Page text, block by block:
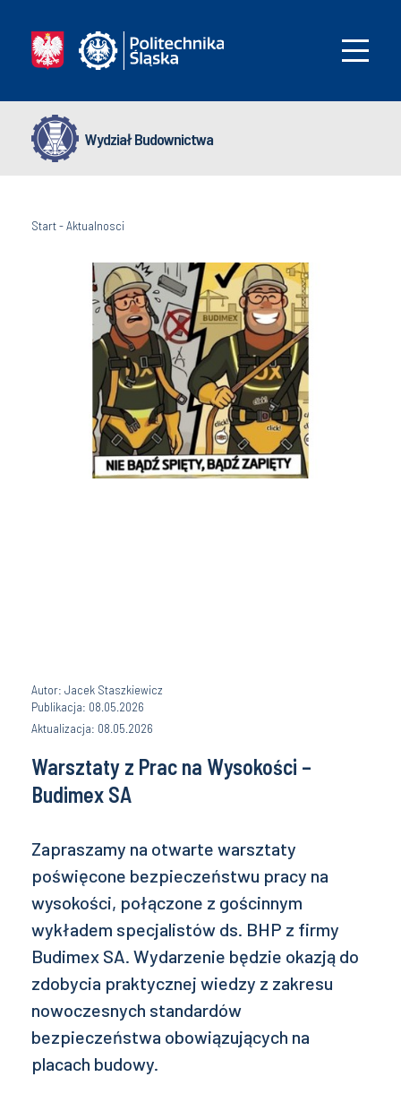
Wydział Budownictwa
Start-Aktualnosci
Autor: Jacek Staszkiewicz
Publikacja: 08.05.2026
Aktualizacja: 08.05.2026
Warsztaty z Prac na Wysokości –
Budimex SA
Zapraszamy na otwarte warsztaty
poświęcone bezpieczeństwu pracy na
wysokości, połączone z gościnnym
wykładem specjalistów ds. BHP z firmy
Budimex SA. Wydarzenie będzie okazją do
zdobycia praktycznej wiedzy z zakresu
nowoczesnych standardów
bezpieczeństwa obowiązujących na
placach budowy.